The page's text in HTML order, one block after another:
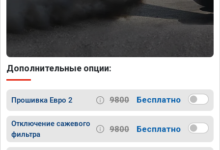
Дополнительные опции:
Прошивка Евро 2 9800 Бесплатно
Отключение сажевого
фильтра
9800 Бесплатно